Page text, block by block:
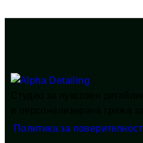
Политика за поверителност